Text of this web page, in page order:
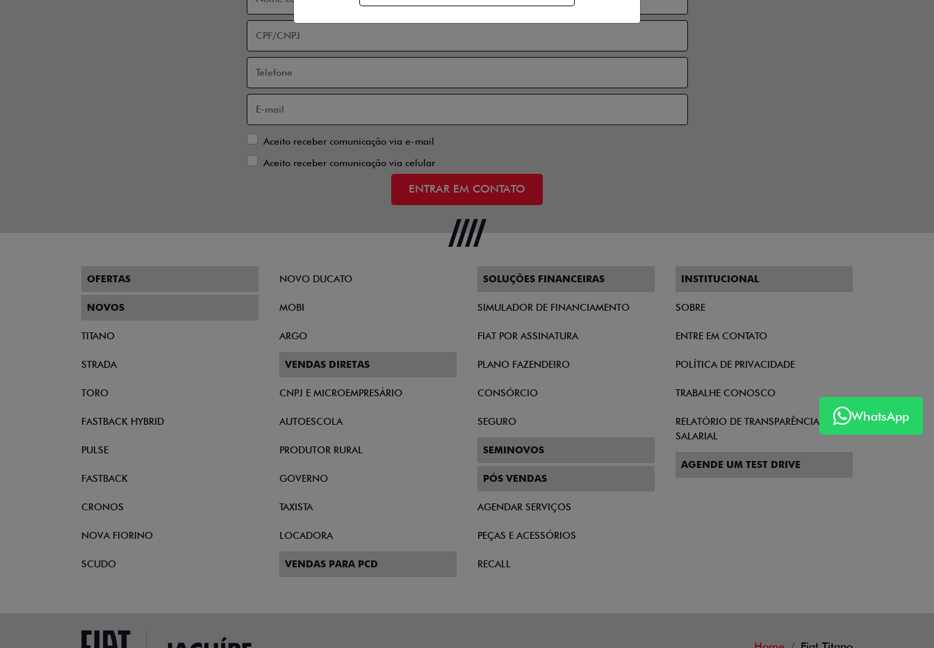
Aceito receber comunicação via e-mail
Aceito receber comunicação via celular
ENTRAR EM CONTATO
WhatsApp
OFERTAS
NOVOS
TITANO
STRADA
TORO
FASTBACK HYBRID
PULSE
FASTBACK
CRONOS
NOVA FIORINO
SCUDO
NOVO DUCATO
MOBI
ARGO
VENDAS DIRETAS
CNPJ E MICROEMPRESÁRIO
AUTOESCOLA
PRODUTOR RURAL
GOVERNO
TAXISTA
LOCADORA
VENDAS PARA PCD
SOLUÇÕES FINANCEIRAS
SIMULADOR DE FINANCIAMENTO
FIAT POR ASSINATURA
PLANO FAZENDEIRO
CONSÓRCIO
SEGURO
SEMINOVOS
PÓS VENDAS
AGENDAR SERVIÇOS
PEÇAS E ACESSÓRIOS
RECALL
INSTITUCIONAL
SOBRE
ENTRE EM CONTATO
POLÍTICA DE PRIVACIDADE
TRABALHE CONOSCO
RELATÓRIO DE TRANSPARÊNCIA
SALARIAL
AGENDE UM TEST DRIVE